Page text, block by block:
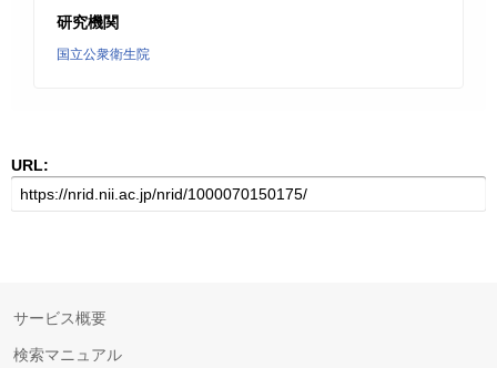
研究機関
国立公衆衛生院
URL:
サービス概要
検索マニュアル